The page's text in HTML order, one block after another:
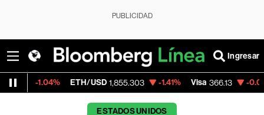
PUBLICIDAD
Ingresar
ETH/USD 1,855.303 -1.41% Visa 366.13 -0.04%
ESTADOS UNIDOS